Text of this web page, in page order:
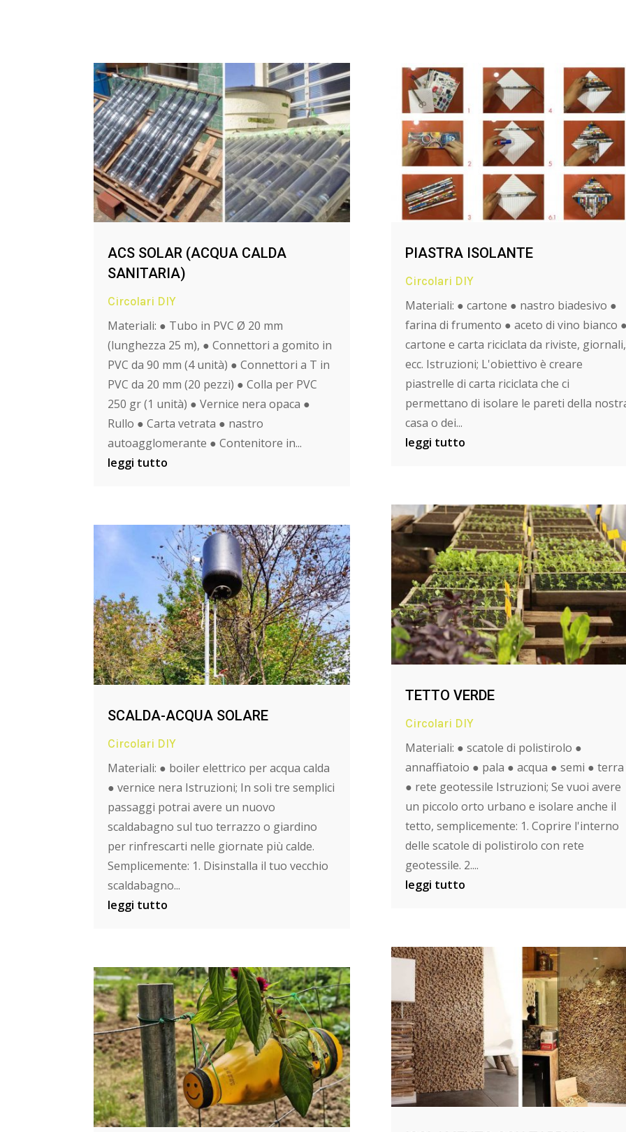
ACS SOLAR (ACQUA CALDA
SANITARIA)
Circolari DIY
Materiali: ● Tubo in PVC Ø 20 mm
(lunghezza 25 m), ● Connettori a gomito in
PVC da 90 mm (4 unità) ● Connettori a T in
PVC da 20 mm (20 pezzi) ● Colla per PVC
250 gr (1 unità) ● Vernice nera opaca ●
Rullo ● Carta vetrata ● nastro
autoagglomerante ● Contenitore in...
leggi tutto
SCALDA-ACQUA SOLARE
Circolari DIY
Materiali: ● boiler elettrico per acqua calda
● vernice nera Istruzioni; In soli tre semplici
passaggi potrai avere un nuovo
scaldabagno sul tuo terrazzo o giardino
per rinfrescarti nelle giornate più calde.
Semplicemente: 1. Disinstalla il tuo vecchio
scaldabagno...
leggi tutto
PIASTRA ISOLANTE
Circolari DIY
Materiali: ● cartone ● nastro biadesivo ●
farina di frumento ● aceto di vino bianco
cartone e carta riciclata da riviste, giornali,
ecc. Istruzioni; L'obiettivo è creare
piastrelle di carta riciclata che ci
permettano di isolare le pareti della
casa o dei...
leggi tutto
TETTO VERDE
Circolari DIY
Materiali: ● scatole di polistirolo ●
annaffiatoio ● pala ● acqua ● semi ● terra
● rete geotessile Istruzioni; Se vuoi avere
un piccolo orto urbano e isolare anche il
tetto, semplicemente: 1. Coprire l'interno
delle scatole di polistirolo con rete
geotessile. 2....
leggi tutto